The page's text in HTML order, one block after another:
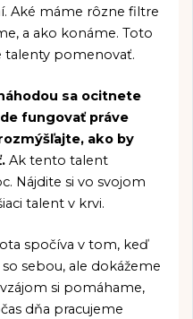
Aké máme rôzne filtre
a ako konáme. Toto
pomenovať.
sa ocitnete
fungovať práve
ako by
Ak tento talent
Nájdite si vo svojom
talent v krvi.
spočíva v tom, keď
sebou, ale dokážeme
si pomáhame,
dňa pracujeme